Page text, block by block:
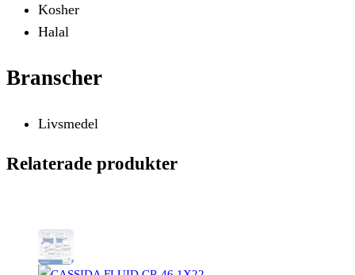
Kosher
Halal
Branscher
Livsmedel
Relaterade produkter